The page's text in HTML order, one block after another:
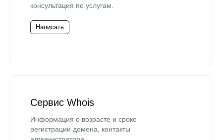
консультация по услугам.
Написать
Сервис Whois
Информация о возрасте и сроке
регистрации домена, контакты